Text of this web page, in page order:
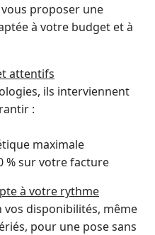
vous proposer une
à votre budget et à
attentifs
ils interviennent
:
maximale
% sur votre facture
à votre rythme
disponibilités, même
pour une pose sans